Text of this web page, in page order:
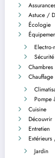
Astuce /
Écologie
Electro-
Sécurité
Chambres
Chauffage
Pompe
Cuisine
Découvrir
Entretien
Jardin